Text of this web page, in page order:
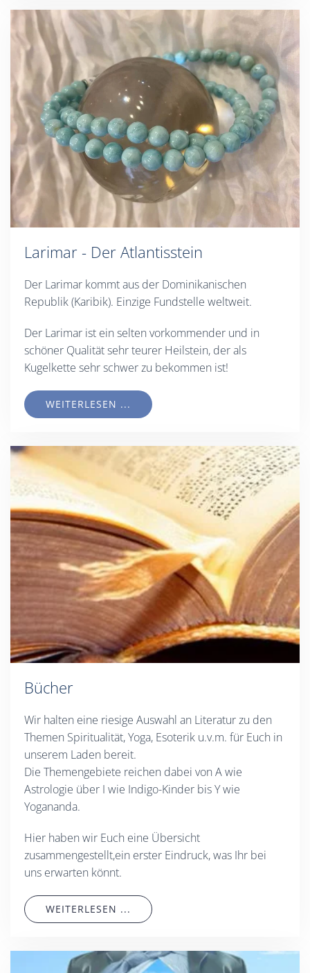
Larimar - Der Atlantisstein
Der Larimar kommt aus der Dominikanischen
Republik (Karibik). Einzige Fundstelle weltweit.
Der Larimar ist ein selten vorkommender und in
schöner Qualität sehr teurer Heilstein, der als
Kugelkette sehr schwer zu bekommen ist!
WEITERLESEN ...
Bücher
Wir halten eine riesige Auswahl an Literatur zu den
Themen Spiritualität, Yoga, Esoterik u.v.m. für Euch in
unserem Laden bereit.
Die Themengebiete reichen dabei von A wie
Astrologie über I wie Indigo-Kinder bis Y wie
Yogananda.
Hier haben wir Euch eine Übersicht
zusammengestellt,ein erster Eindruck, was Ihr bei
uns erwarten könnt.
WEITERLESEN ...